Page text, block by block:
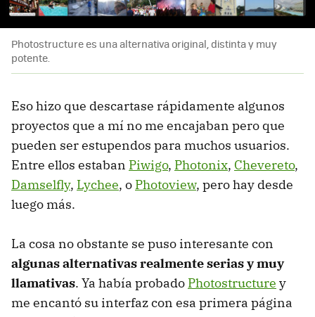
Photostructure es una alternativa original, distinta y muy
potente.
Eso hizo que descartase rápidamente algunos
proyectos que a mí no me encajaban pero que
pueden ser estupendos para muchos usuarios.
Entre ellos estaban Piwigo, Photonix, Chevereto,
Damselfly, Lychee, o Photoview, pero hay desde
luego más.
La cosa no obstante se puso interesante con
algunas alternativas realmente serias y muy
llamativas. Ya había probado Photostructure y
me encantó su interfaz con esa primera página